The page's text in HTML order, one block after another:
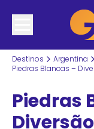
Destinos Argentina
Piedras Blancas –
Piedras